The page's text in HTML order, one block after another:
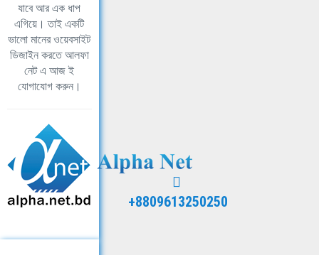
যাবে আর এক ধাপ
এগিয়ে। তাই একটি
ভালো মানের ওয়েবসাইট
ডিজাইন করতে আলফা
নেট এ আজ ই
যোগাযোগ করুন।
+8809613250250